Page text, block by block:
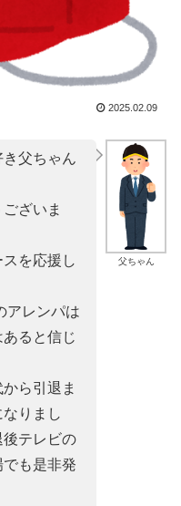
2025.02.09
父ちゃん
父ちゃん
ざいま
を応援し
アレンパは
ると信じ
ら引退ま
りまし
テレビの
も是非発